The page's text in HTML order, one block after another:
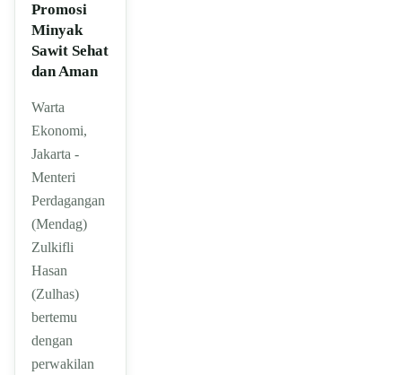
Promosi
Minyak
Sawit Sehat
dan Aman
Warta
Ekonomi,
Jakarta -
Menteri
Perdagangan
(Mendag)
Zulkifli
Hasan
(Zulhas)
bertemu
dengan
perwakilan